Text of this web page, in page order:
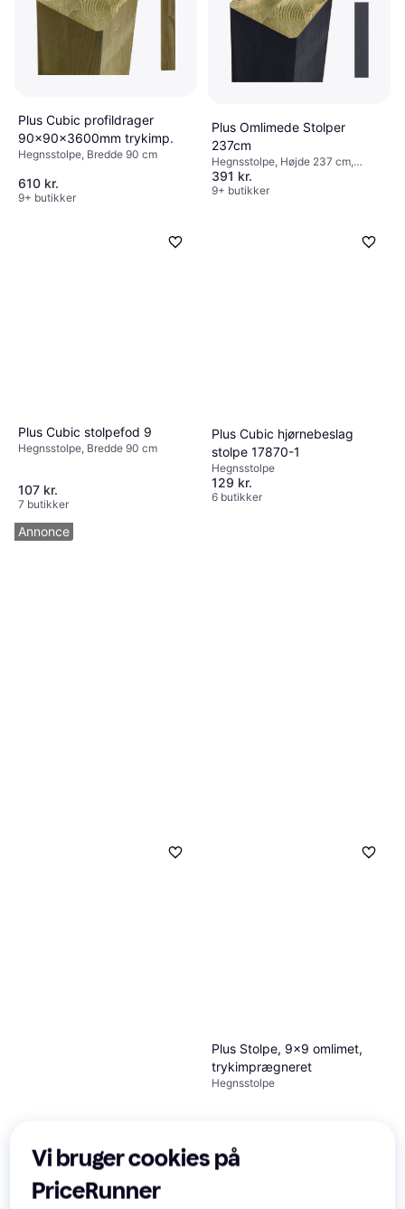
Plus Cubic profildrager
90x90x3600mm trykimp.
Hegnsstolpe, Bredde 90 cm
610 kr.
9+ butikker
Plus Omlimede Stolper
237cm
Hegnsstolpe, Højde 237 cm,
Bredde 9 cm, Længde 9 cm
391 kr.
9+ butikker
Plus Cubic stolpefod 9
Hegnsstolpe, Bredde 90 cm
107 kr.
7 butikker
Plus Cubic hjørnebeslag
stolpe 17870-1
Hegnsstolpe
129 kr.
6 butikker
Plus Stolpe, 9x9 omlimet,
trykimprægneret
Hegnsstolpe
Annonce
Vi bruger cookies på
PriceRunner